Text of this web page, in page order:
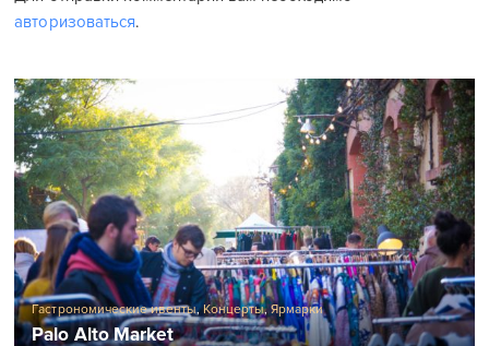
авторизоваться.
Гастрономические ивенты,Концерты,Ярмарки
Palo Alto Market